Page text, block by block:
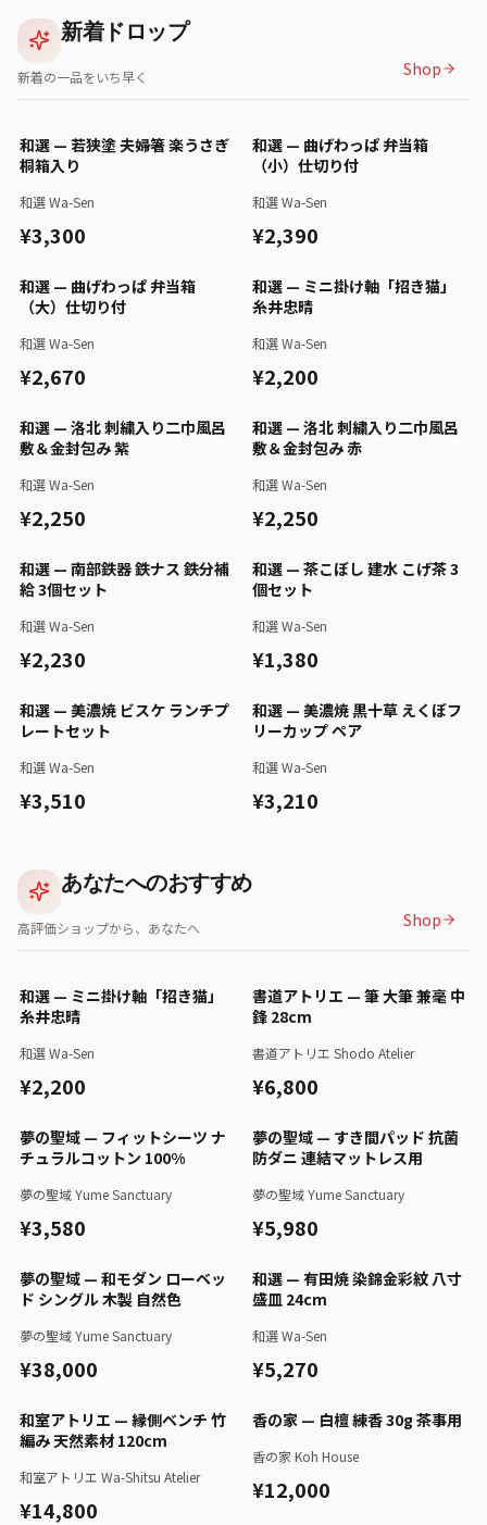
新着ドロップ
新着の一品をいち早く Shop
認証済
和選 — 若狭塗 夫婦箸 楽うさぎ
桐箱入り
和選 Wa-Sen
¥3,300
認証済
和選 — 曲げわっぱ 弁当箱
（小）仕切り付
和選 Wa-Sen
¥2,390
認証済
和選 — 曲げわっぱ 弁当箱
（大）仕切り付
和選 Wa-Sen
¥2,670
認証済
和選 — ミニ掛け軸「招き猫」
糸井忠晴
和選 Wa-Sen
¥2,200
認証済
和選 — 洛北 刺繍入り二巾風呂
敷＆金封包み 紫
和選 Wa-Sen
¥2,250
認証済
和選 — 洛北 刺繍入り二巾風呂
敷＆金封包み 赤
和選 Wa-Sen
¥2,250
認証済
和選 — 南部鉄器 鉄ナス 鉄分補
給 3個セット
和選 Wa-Sen
¥2,230
認証済
和選 — 茶こぼし 建水 こげ茶 3
個セット
和選 Wa-Sen
¥1,380
認証済
和選 — 美濃焼 ビスケ ランチプ
レートセット
和選 Wa-Sen
¥3,510
認証済
和選 — 美濃焼 黒十草 えくぼフ
リーカップ ペア
和選 Wa-Sen
¥3,210
あなたへのおすすめ
高評価ショップから、あなたへ Shop
認証済
和選 — ミニ掛け軸「招き猫」
糸井忠晴
和選 Wa-Sen
¥2,200
認証済
書道アトリエ — 筆 大筆 兼毫 中
鋒 28cm
書道アトリエ Shodo Atelier
¥6,800
認証済
夢の聖域 — フィットシーツ ナ
チュラルコットン 100%
夢の聖域 Yume Sanctuary
¥3,580
認証済
夢の聖域 — すき間パッド 抗菌
防ダニ 連結マットレス用
夢の聖域 Yume Sanctuary
¥5,980
認証済
夢の聖域 — 和モダン ローベッ
ド シングル 木製 自然色
夢の聖域 Yume Sanctuary
¥38,000
認証済
和選 — 有田焼 染錦金彩紋 八寸
盛皿 24cm
和選 Wa-Sen
¥5,270
認証済
和室アトリエ — 縁側ベンチ 竹
編み 天然素材 120cm
和室アトリエ Wa-Shitsu Atelier
¥14,800
認証済
香の家 — 白檀 練香 30g 茶事用
香の家 Koh House
¥12,000